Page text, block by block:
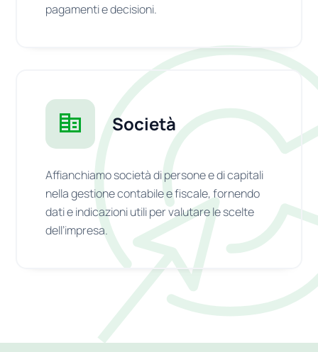
pagamenti e decisioni.
Società
Affianchiamo società di persone e di capitali
nella gestione contabile e fiscale, fornendo
dati e indicazioni utili per valutare le scelte
dell’impresa.